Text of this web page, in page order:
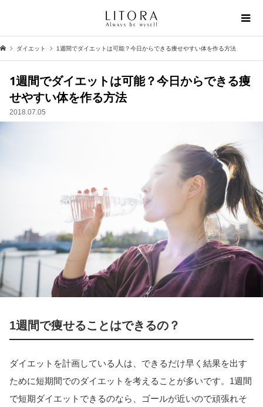
ダイエット 1週間でダイエットは可能？今日からできる痩せやすい体を作る方法
1週間でダイエットは可能？今日からできる痩
せやすい体を作る方法
2018.07.05
1週間で痩せることはできるの？
ダイエットを計画している人は、できるだけ早く結果を出す
ために短期間でのダイエットを考えることが多いです。1週間
で短期ダイエットできるのなら、ゴールが近いので頑張れそ